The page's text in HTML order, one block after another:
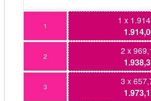
1
1 x
2
2 x
3
3 x